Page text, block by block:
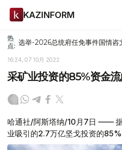
KAZINFORM
热
点: 选举-2026总统府任免事件国情咨
16:24, 07 10月 2022
采矿业投资的85%资金
哈通社/阿斯塔纳/10月7日 ——
业吸引的2.7万亿坚戈投资的85%